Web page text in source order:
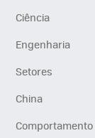
Ciência
Engenharia
Setores
China
Comportamento